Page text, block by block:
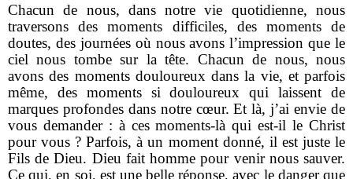
Chacun de nous, dans notre vie quotidienne, nous
traversons des moments difficiles, des moments de
doutes, des journées où nous avons l’impression que le
ciel nous tombe sur la tête. Chacun de nous, nous
avons des moments douloureux dans la vie, et parfois
même, des moments si douloureux qui laissent de
marques profondes dans notre cœur. Et là, j’ai envie de
vous demander : à ces moments-là qui est-il le Christ
pour vous ? Parfois, à un moment donné, il est juste le
Fils de Dieu. Dieu fait homme pour venir nous sauver.
Ce qui, en soi, est une belle réponse, avec le danger que